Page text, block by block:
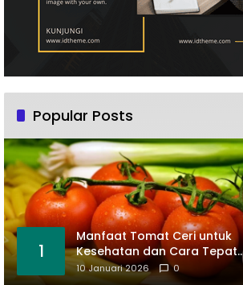
Popular Posts
1
Manfaat Tomat Ceri untuk
Kesehatan dan Cara Tepat
Mengonsumsinya
10 Januari 2026 0